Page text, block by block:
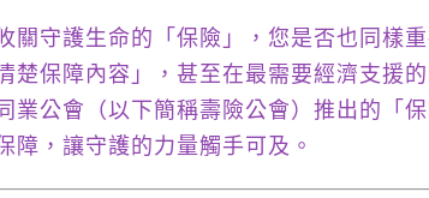
關守護生命的「保險」，您是否也同樣
楚保障內容」，甚至在最需要經濟支援
業公會（以下簡稱壽險公會）推出的「
障，讓守護的力量觸手可及。